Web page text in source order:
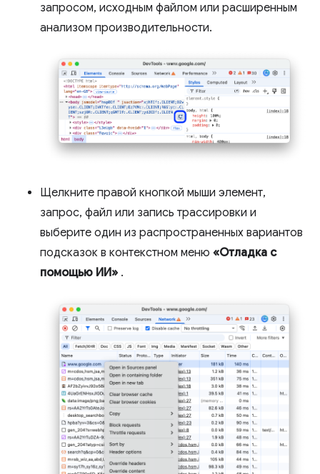
запросом, исходным файлом или расширенным
анализом производительности.
Щелкните правой кнопкой мыши элемент,
запрос, файл или запись трассировки и
выберите один из распространенных вариантов
подсказок в контекстном меню «Отладка с
помощью ИИ» .